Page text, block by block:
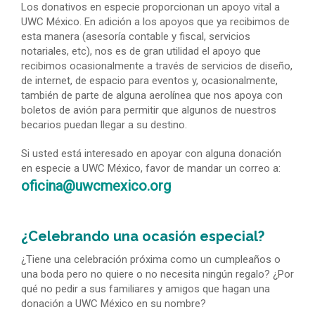
Los donativos en especie proporcionan un apoyo vital a
UWC México. En adición a los apoyos que ya recibimos de
esta manera (asesoría contable y fiscal, servicios
notariales, etc), nos es de gran utilidad el apoyo que
recibimos ocasionalmente a través de servicios de diseño,
de internet, de espacio para eventos y, ocasionalmente,
también de parte de alguna aerolínea que nos apoya con
boletos de avión para permitir que algunos de nuestros
becarios puedan llegar a su destino.
Si usted está interesado en apoyar con alguna donación
en especie a UWC México, favor de mandar un correo a:
oficina@uwcmexico.org
¿Celebrando una ocasión especial?
¿Tiene una celebración próxima como un cumpleaños o
una boda pero no quiere o no necesita ningún regalo? ¿Por
qué no pedir a sus familiares y amigos que hagan una
donación a UWC México en su nombre?